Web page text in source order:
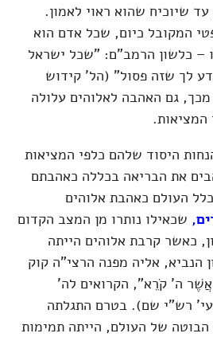
שיוכיח שהוא ראוי לאמון.
המקובל כיום, שכל אדם הוא
כלשון הרמב"ם: "שכל ישראל
לך שזה פסול"(הל' קידוש
גם האהבה לאלוהים עלולה
היסוד שלהם כלפי המציאות
את הבריאה בכללה כאהבתם
העולם כאהבת אלוהים
שכאילו נותרו מן המצב הקדום
קרבת אלוהים הייתה
הנביא, אליה מפנה הרצי"ה קוק
ה' קֹרֵא", הקרואים לה'
רש"י שם). בטרם התגלתה
של העולם, הייתה תמימות